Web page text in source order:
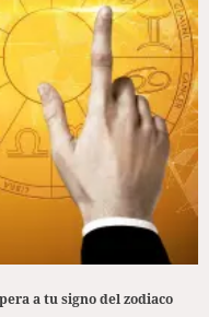
a tu signo del zodiaco